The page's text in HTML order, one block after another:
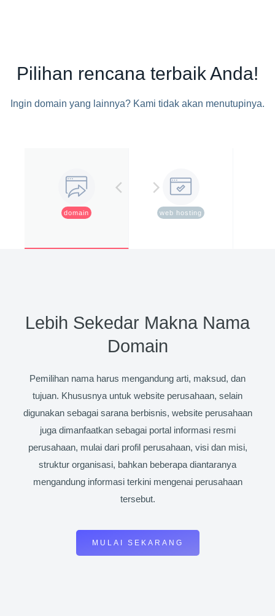
Pilihan rencana terbaik Anda!
Ingin domain yang lainnya? Kami tidak akan menutupinya.
domain web hosting
Lebih Sekedar Makna Nama
Domain
Pemilihan nama harus mengandung arti, maksud, dan
tujuan. Khususnya untuk website perusahaan, selain
digunakan sebagai sarana berbisnis, website perusahaan
juga dimanfaatkan sebagai portal informasi resmi
perusahaan, mulai dari profil perusahaan, visi dan misi,
struktur organisasi, bahkan beberapa diantaranya
mengandung informasi terkini mengenai perusahaan
tersebut.
MULAI SEKARANG